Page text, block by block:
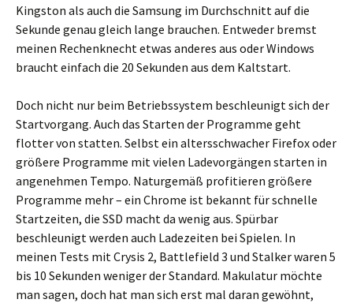
Kingston als auch die Samsung im Durchschnitt auf die
Sekunde genau gleich lange brauchen. Entweder bremst
meinen Rechenknecht etwas anderes aus oder Windows
braucht einfach die 20 Sekunden aus dem Kaltstart.
Doch nicht nur beim Betriebssystem beschleunigt sich der
Startvorgang. Auch das Starten der Programme geht
flotter von statten. Selbst ein altersschwacher Firefox oder
größere Programme mit vielen Ladevorgängen starten in
angenehmen Tempo. Naturgemäß profitieren größere
Programme mehr – ein Chrome ist bekannt für schnelle
Startzeiten, die SSD macht da wenig aus. Spürbar
beschleunigt werden auch Ladezeiten bei Spielen. In
meinen Tests mit Crysis 2, Battlefield 3 und Stalker waren 5
bis 10 Sekunden weniger der Standard. Makulatur möchte
man sagen, doch hat man sich erst mal daran gewöhnt,